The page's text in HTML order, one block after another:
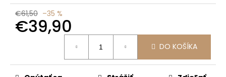
€61,50 –35 %
€39,90
DO KOŠÍKA